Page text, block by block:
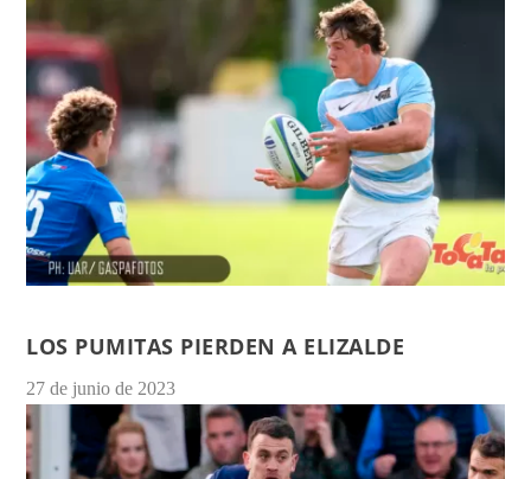
LOS PUMITAS PIERDEN A ELIZALDE
27 de junio de 2023